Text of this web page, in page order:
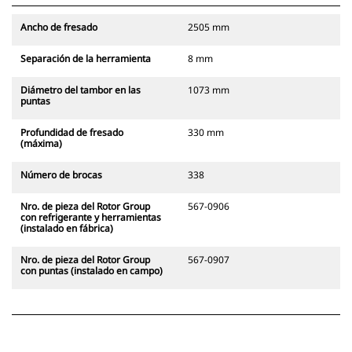
Ancho de fresado 2505 mm
Separación de la herramienta 8 mm
Diámetro del tambor en las
puntas
1073 mm
Profundidad de fresado
(máxima)
330 mm
Número de brocas 338
Nro. de pieza del Rotor Group
con refrigerante y herramientas
(instalado en fábrica)
567-0906
Nro. de pieza del Rotor Group
con puntas (instalado en campo)
567-0907